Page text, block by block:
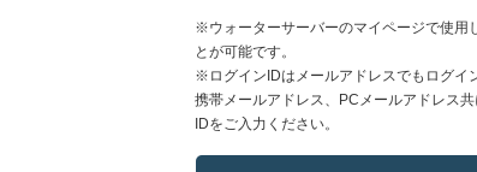
※ウォーターサーバーのマイページで使用
とが可能です。
※ログインIDはメールアドレスでもログイ
携帯メールアドレス、PCメールアドレス
IDをご入力ください。